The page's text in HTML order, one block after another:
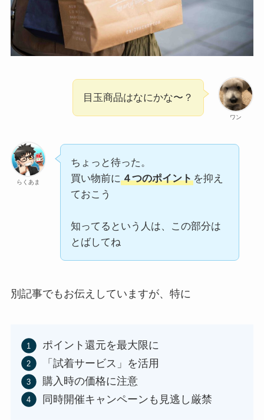
ワン
目玉商品はなにかな〜？
らくあま
ちょっと待った。
買い物前に４つのポイントを抑え
ておこう
知ってるという人は、この部分は
とばしてね
別記事でもお伝えしていますが、特に
ポイント還元を最大限に
「試着サービス」を活用
購入時の価格に注意
同時開催キャンペーンも見逃し厳禁